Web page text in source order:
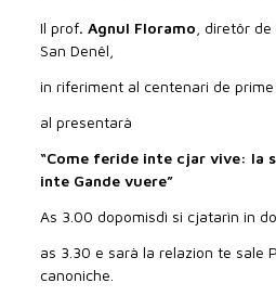
Il prof. Agnul Floramo , diretôr
San Denêl,
in riferiment al centenari de prime
al presentarà
“Come feride inte cjar vive: la
inte Gande vuere”
As 3.00 dopomisdì si cjatarìn in
as 3.30 e sarà la relazion te sale
canoniche.